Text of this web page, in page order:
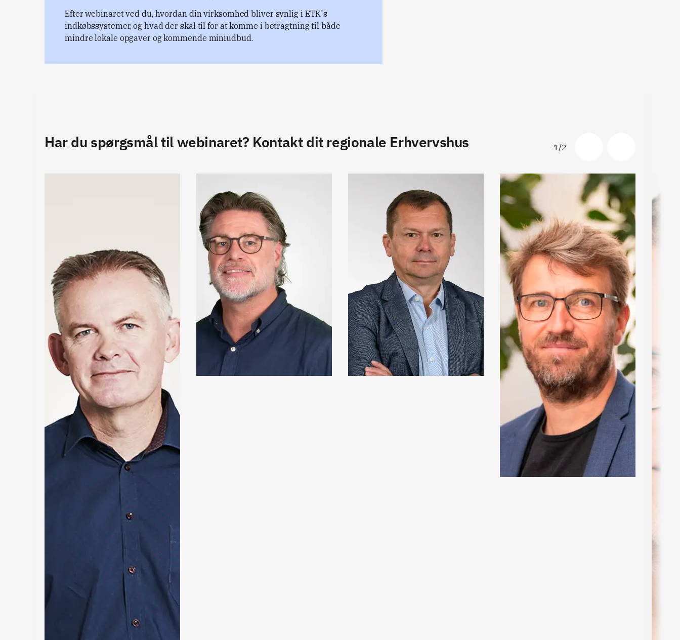
Efter webinaret ved du, hvordan din virksomhed bliver synlig i ETK's
indkøbssystemer, og hvad der skal til for at komme i betragtning til både
mindre lokale opgaver og kommende miniudbud.
Har du spørgsmål til webinaret? Kontakt dit regionale Erhvervshus 1/2